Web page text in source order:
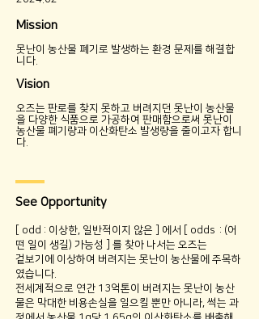
Mission
못난이 농산물 폐기로 발생하는 환경 문제를 해결합
니다.
Vision
오즈는 판로를 찾지 못하고 버려지던 못난이 농산물
을 다양한 식품으로 가공하여 판매함으로써 못난이
농산물 폐기량과 이산화탄소 발생량을 줄이고자 합니
다.
See Opportunity
[ odd : 이상한, 일반적이지 않은 ] 에서 [ odds : (어
떤 일이 생길) 가능성 ] 를 찾아 나서는 오즈는
겉보기에 이상하여 버려지는 못난이 농산물에 주목하
였습니다.
전세계적으로 연간 13억톤이 버려지는 못난이 농산
물은 막대한 비용손실을 일으킬 뿐만 아니라, 썩는 과